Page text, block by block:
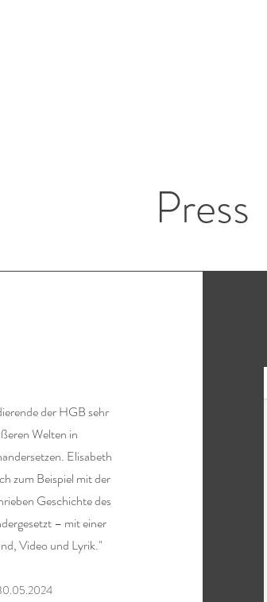
Press
der HGB sehr
Welten in
Elisabeth
zum Beispiel mit der
Geschichte des
– mit einer
Video und Lyrik."